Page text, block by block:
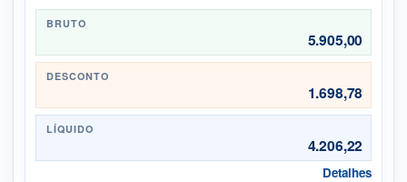
BRUTO
5.905,00
DESCONTO
1.698,78
LÍQUIDO
4.206,22
Detalhes